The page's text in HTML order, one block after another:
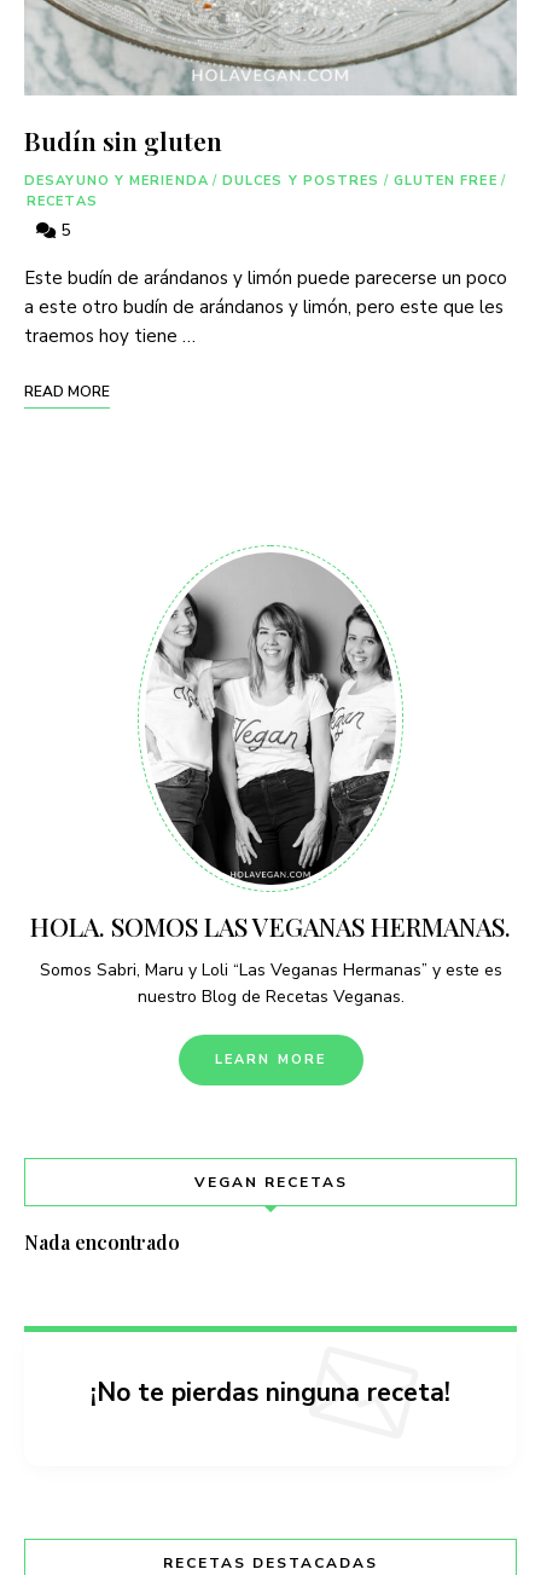
Budín sin gluten
DESAYUNO Y MERIENDA / DULCES Y POSTRES / GLUTEN FREE /
RECETAS
5
Este budín de arándanos y limón puede parecerse un poco
a este otro budín de arándanos y limón, pero este que les
traemos hoy tiene …
READ MORE
HOLA. SOMOS LAS VEGANAS HERMANAS.
Somos Sabri, Maru y Loli “Las Veganas Hermanas” y este es
nuestro Blog de Recetas Veganas.
LEARN MORE
VEGAN RECETAS
Nada encontrado
¡No te pierdas ninguna receta!
RECETAS DESTACADAS